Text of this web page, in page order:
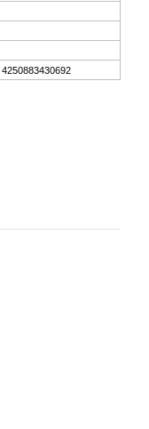
4250883430692